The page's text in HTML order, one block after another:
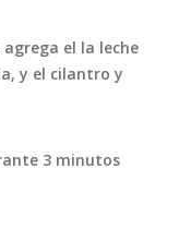
agrega el la leche
y el cilantro y
3 minutos